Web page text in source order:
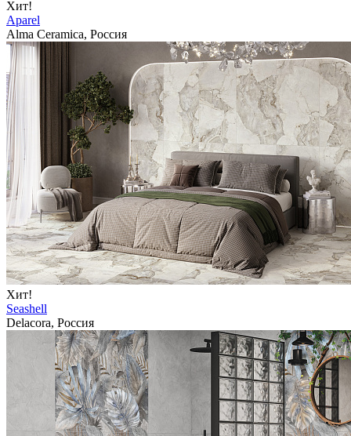
Хит!
Aparel
Alma Ceramica, Россия
Хит!
Seashell
Delacora, Россия